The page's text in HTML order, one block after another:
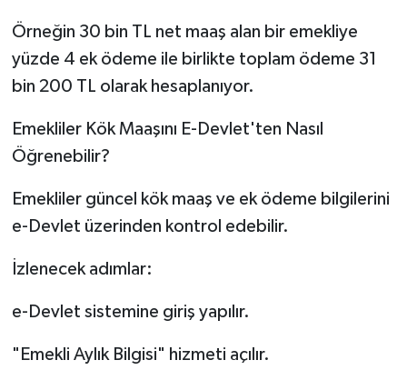
Örneğin 30 bin TL net maaş alan bir emekliye
yüzde 4 ek ödeme ile birlikte toplam ödeme 31
bin 200 TL olarak hesaplanıyor.
Emekliler Kök Maaşını E-Devlet'ten Nasıl
Öğrenebilir?
Emekliler güncel kök maaş ve ek ödeme bilgilerini
e-Devlet üzerinden kontrol edebilir.
İzlenecek adımlar:
e-Devlet sistemine giriş yapılır.
"Emekli Aylık Bilgisi" hizmeti açılır.